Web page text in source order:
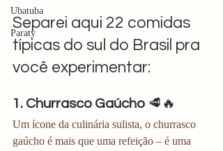
Ubatuba
Paraty
Separei aqui 22 comidas
típicas do sul do Brasil pra
você experimentar:
1. Churrasco Gaúcho 🥩🔥
Um ícone da culinária sulista, o churrasco
gaúcho é mais que uma refeição – é uma